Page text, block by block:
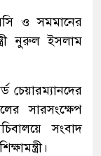
ও সমমানের
নুরুল ইসলাম
চেয়ারম্যানদের
সারসংক্ষেপ
সংবাদ